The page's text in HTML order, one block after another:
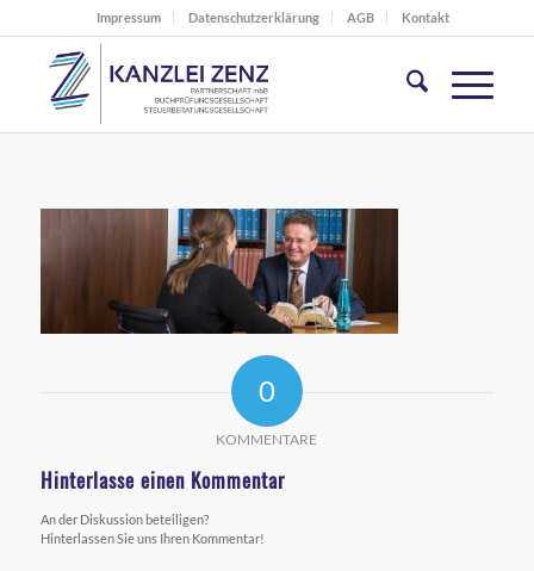
Impressum Datenschutzerklärung AGB Kontakt
0
KOMMENTARE
Hinterlasse einen Kommentar
An der Diskussion beteiligen?
Hinterlassen Sie uns Ihren Kommentar!